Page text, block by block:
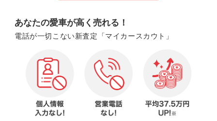
あなたの愛車が高く売れる！
電話が一切こない新査定「マイカースカウト」